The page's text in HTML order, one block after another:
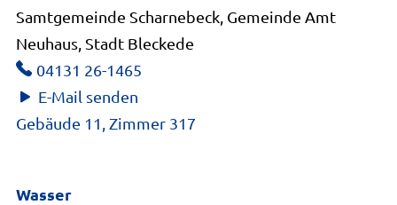
Samtgemeinde Scharnebeck, Gemeinde Amt
Neuhaus, Stadt Bleckede
04131 26-1465
E-Mail senden
Gebäude 11, Zimmer 317
Wasser